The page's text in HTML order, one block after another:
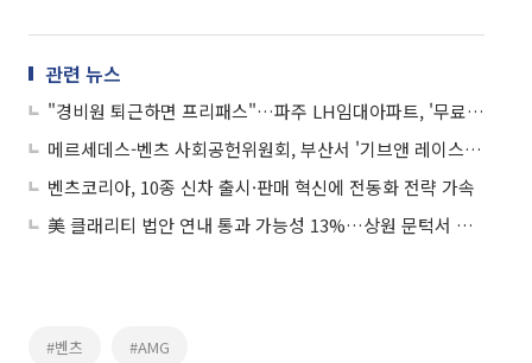
관련 뉴스
"경비원 퇴근하면 프리패스"…파주 LH임대아파트, '무료 공영주차장' 전락 논란
메르세데스-벤츠 사회공헌위원회, 부산서 '기브앤 레이스' 접수 시작
벤츠코리아, 10종 신차 출시·판매 혁신에 전동화 전략 가속
美 클래리티 법안 연내 통과 가능성 13%…상원 문턱서 제동
#벤츠 #AMG